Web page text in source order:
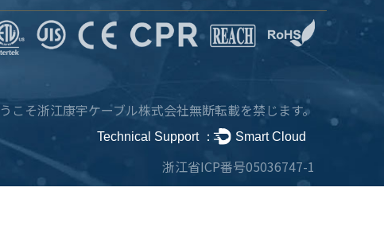
こそ浙江康宇ケーブル株式会社無断転載を禁じます。
Technical Support ： Smart Cloud
浙江省ICP番号05036747-1